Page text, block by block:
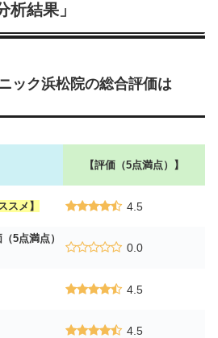
析結果」
ック浜松院の総合評価は
【評価（5点満点）】
スメ】 4.5
5点満点）
0.0
4.5
4.5